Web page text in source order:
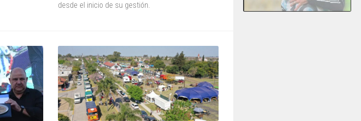
desde el inicio de su gestión.